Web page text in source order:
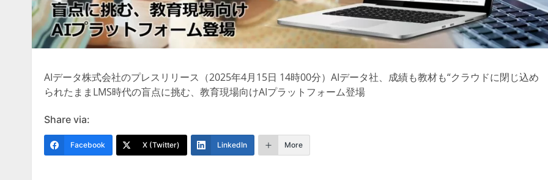
AIデータ株式会社のプレスリリース（2025年4月15日 14時00分）AIデータ社、成績も教材も“クラウドに閉じ込め
られたままLMS時代の盲点に挑む、教育現場向けAIプラットフォーム登場
Share via:
Facebook X (Twitter) LinkedIn More